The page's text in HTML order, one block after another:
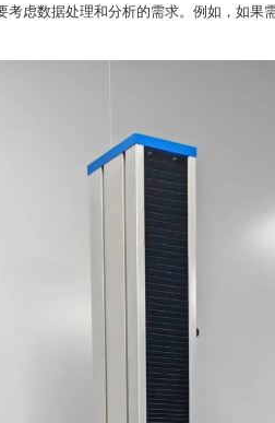
虑数据处理和分析的需求。例如，如